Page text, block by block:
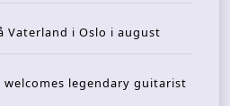
Vaterland i Oslo i august
welcomes legendary guitarist